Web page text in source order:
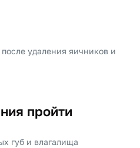
удаления яичников и
пройти
губ и влагалища